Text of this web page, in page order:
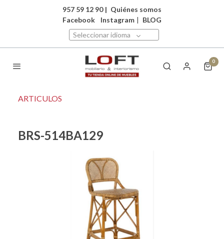
957 59 12 90 | Quiénes somos
Facebook
Instagram | BLOG
Seleccionar idioma
0
ARTICULOS
BRS-514BA129